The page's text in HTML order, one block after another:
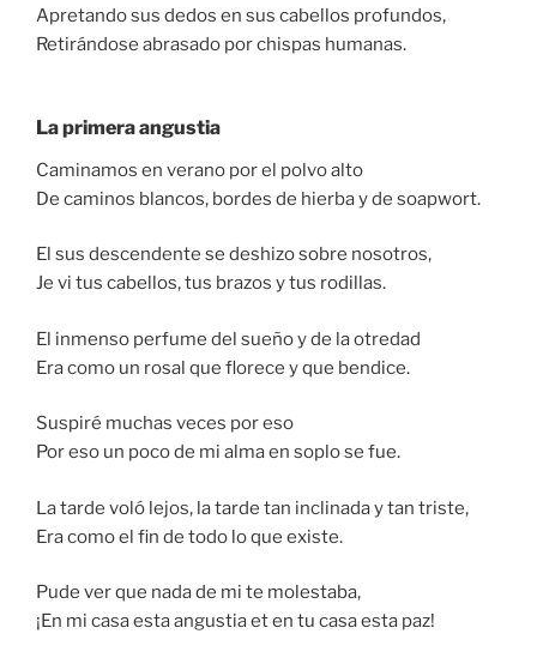
Apretando sus dedos en sus cabellos profundos,
Retirándose abrasado por chispas humanas.
La primera angustia
Caminamos en verano por el polvo alto
De caminos blancos, bordes de hierba y de soapwort.
El sus descendente se deshizo sobre nosotros,
Je vi tus cabellos, tus brazos y tus rodillas.
El inmenso perfume del sueño y de la otredad
Era como un rosal que florece y que bendice.
Suspiré muchas veces por eso
Por eso un poco de mi alma en soplo se fue.
La tarde voló lejos, la tarde tan inclinada y tan triste,
Era como el fin de todo lo que existe.
Pude ver que nada de mi te molestaba,
¡En mi casa esta angustia et en tu casa esta paz!